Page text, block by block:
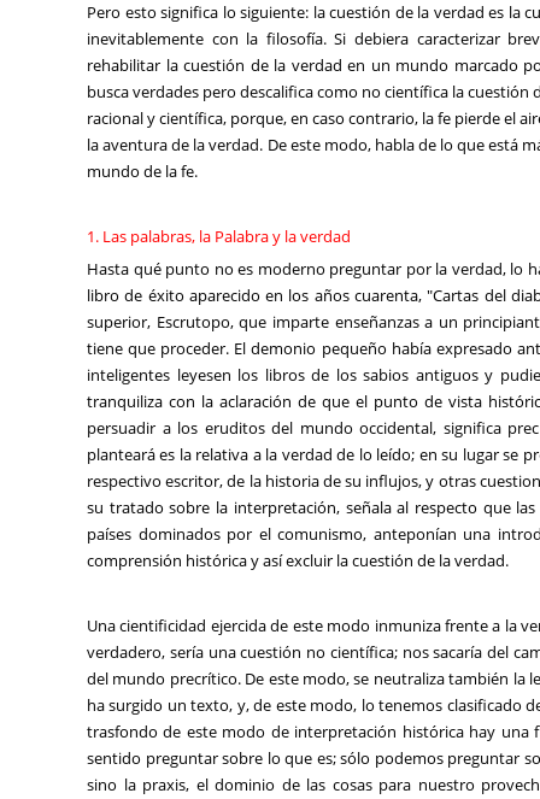
Pero esto significa lo siguiente: la cuestión de la verdad es la
inevitablemente con la filosofía. Si debiera caracterizar
rehabilitar la cuestión de la verdad en un mundo marcado
busca verdades pero descalifica como no científica la
racional y científica, porque, en caso contrario, la fe pierde el
la aventura de la verdad. De este modo, habla de lo que está
mundo de la fe.
1. Las palabras, la Palabra y la verdad
Hasta qué punto no es moderno preguntar por la verdad, lo
libro de éxito aparecido en los años cuarenta, "Cartas del
superior, Escrutopo, que imparte enseñanzas a un
tiene que proceder. El demonio pequeño había expresado
inteligentes leyesen los libros de los sabios antiguos y
tranquiliza con la aclaración de que el punto de vista
persuadir a los eruditos del mundo occidental, significa
planteará es la relativa a la verdad de lo leído; en su lugar se
respectivo escritor, de la historia de su influjos, y otras
su tratado sobre la interpretación, señala al respecto que
países dominados por el comunismo, anteponían una
comprensión histórica y así excluir la cuestión de la verdad.
Una cientificidad ejercida de este modo inmuniza frente a la
verdadero, sería una cuestión no científica; nos sacaría del
del mundo precrítico. De este modo, se neutraliza también la
ha surgido un texto, y, de este modo, lo tenemos clasificado
trasfondo de este modo de interpretación histórica hay
sentido preguntar sobre lo que es; sólo podemos preguntar
sino la praxis, el dominio de las cosas para nuestro